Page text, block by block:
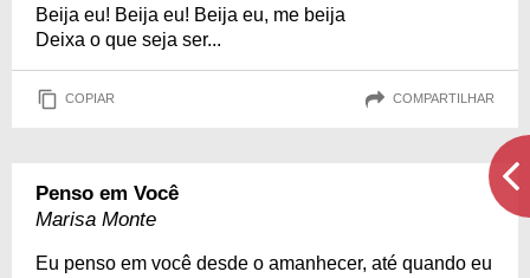
Beija eu! Beija eu! Beija eu, me beija
Deixa o que seja ser...
COPIAR COMPARTILHAR
Penso em Você
Marisa Monte
Eu penso em você desde o amanhecer, até quando eu